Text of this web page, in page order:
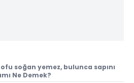
soğan yemez, bulunca sapını
Ne Demek?